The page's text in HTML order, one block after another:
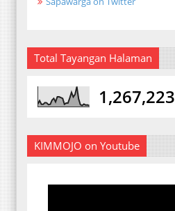
Total Tayangan Halaman
1,267,223
KIMMOJO on Youtube